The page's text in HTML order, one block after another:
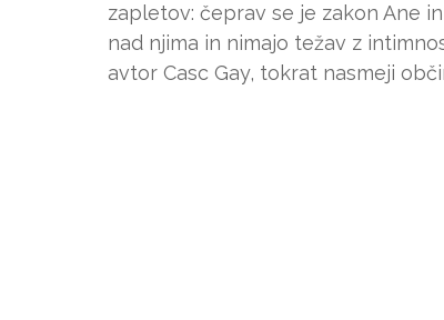
zapletov: čeprav se je zakon Ane
nad njima in nimajo težav z
avtor Casc Gay, tokrat nasmeji